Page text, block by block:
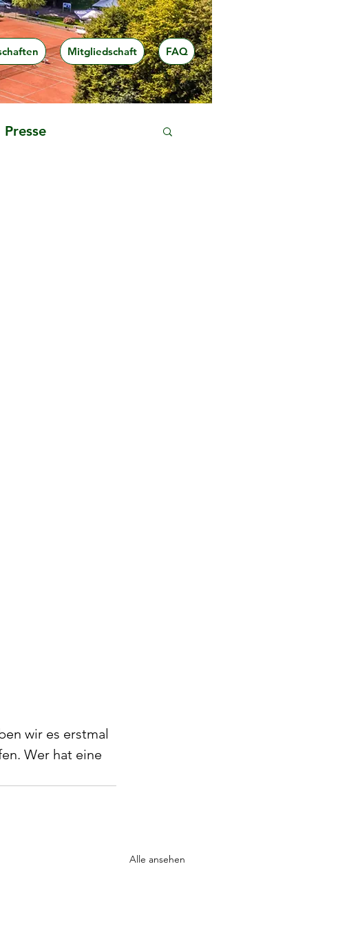
Mitgliedschaft FAQ
Presse
wir es erstmal
Wer hat eine
Alle ansehen